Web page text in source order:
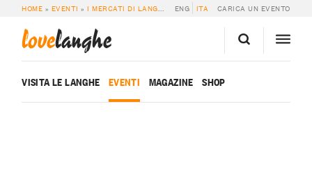
HOME » EVENTI »I MERCATI DI LANGHE E ROERO » PAGINA 4
ENG ITA CARICA UN EVENTO
lovelanghe
VISITA LE LANGHE EVENTI MAGAZINE SHOP